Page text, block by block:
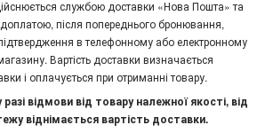
службою доставки «Нова Пошта» та
після попереднього бронювання,
в телефонному або електронному
Вартість доставки визначається
і оплачується при отриманні товару.
відмови від товару належної якості, від
віднімається вартість доставки.